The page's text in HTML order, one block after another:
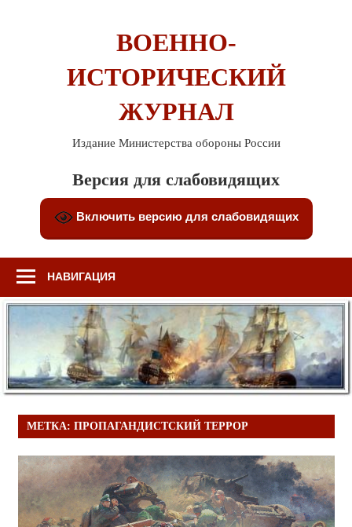
ВОЕННО-
ИСТОРИЧЕСКИЙ
ЖУРНАЛ
Издание Министерства обороны России
Версия для слабовидящих
Включить версию для слабовидящих
НАВИГАЦИЯ
МЕТКА: ПРОПАГАНДИСТСКИЙ ТЕРРОР